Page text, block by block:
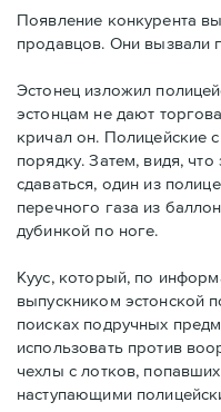
Появление конкурента
продавцов. Они вызвали
Эстонец изложил
эстонцам не дают
кричал он. Полицейские
порядку. Затем, видя, что
сдаваться, один из
перечного газа из
дубинкой по ноге.
Куус, который, по
выпускником эстонской
поисках подручных
использовать против
чехлы с лотков,
наступающими